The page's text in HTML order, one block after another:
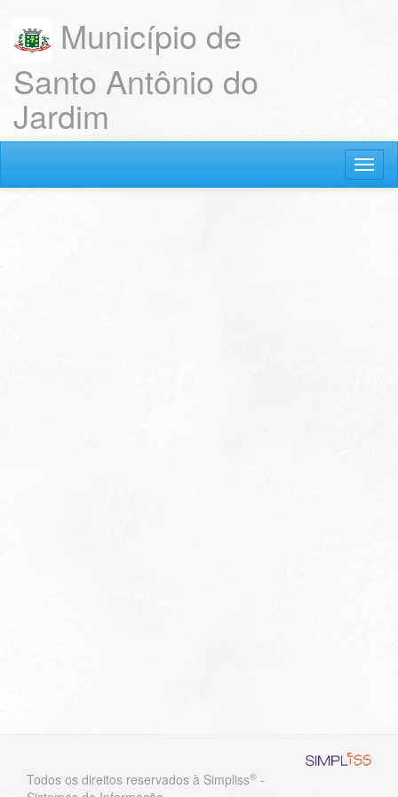
Município de
Santo Antônio do
Jardim
Todos os direitos reservados à Simpliss® -